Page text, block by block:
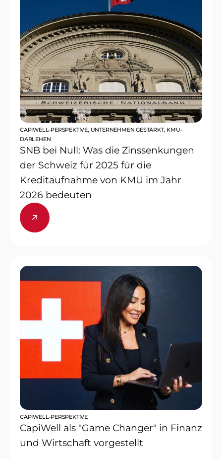
CAPIWELL-PERSPEKTIVE, UNTERNEHMEN GESTÄRKT, KMU-
DARLEHEN
SNB bei Null: Was die Zinssenkungen
der Schweiz für 2025 für die
Kreditaufnahme von KMU im Jahr
2026 bedeuten
CAPIWELL-PERSPEKTIVE
CapiWell als "Game Changer" in Finanz
und Wirtschaft vorgestellt